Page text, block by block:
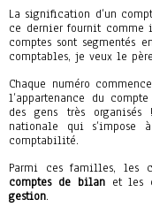
La signification d’un
ce dernier fournit comme
comptes sont segmentés en
comptables, je veux le
Chaque numéro
l’appartenance du
des gens très
nationale qui s’impose
comptabilité.
Parmi ces familles, les
comptes de bilanet les
gestion.